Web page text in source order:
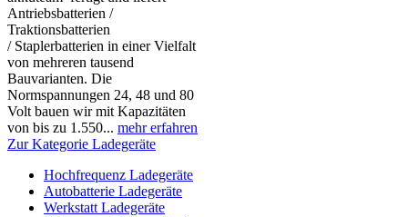
Antriebsbatterien /
Traktionsbatterien
/ Staplerbatterien in einer Vielfalt
von mehreren tausend
Bauvarianten. Die
Normspannungen 24, 48 und 80
Volt bauen wir mit Kapazitäten
von bis zu 1.550... mehr erfahren
Zur Kategorie Ladegeräte
Hochfrequenz Ladegeräte
Autobatterie Ladegeräte
Werkstatt Ladegeräte